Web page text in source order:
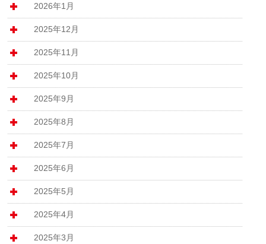
2026年1月
2025年12月
2025年11月
2025年10月
2025年9月
2025年8月
2025年7月
2025年6月
2025年5月
2025年4月
2025年3月